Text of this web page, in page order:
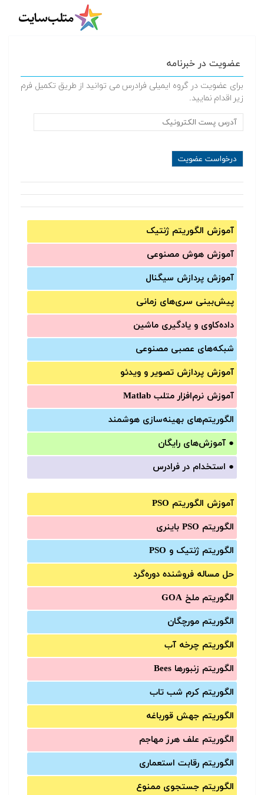
عضویت در خبرنامه
برای عضویت در گروه ایمیلی فرادرس می توانید از طریق تکمیل فرم
زیر اقدام نمایید.
آموزش الگوریتم ژنتیک
آموزش‌ هوش مصنوعی
آموزش‌ پردازش سیگنال
پیش‌‌بینی سری‌‌های زمانی
داده‌کاوی و یادگیری ماشین
شبکه‌های عصبی مصنوعی
آموزش‌ پردازش تصویر و ویدئو
آموزش‌ نرم‌افزار متلب Matlab
الگوریتم‌های بهینه‌سازی هوشمند
● آموزش‌های رایگان
● استخدام در فرادرس
آموزش الگوریتم PSO
الگوریتم PSO باینری
الگوریتم ژنتیک و PSO
حل مساله فروشنده دوره‌گرد
الگوریتم ملخ GOA
الگوریتم مورچگان
الگوریتم چرخه آب
الگوریتم زنبورها Bees
الگوریتم کرم شب تاب
الگوریتم جهش قورباغه
الگوریتم علف هرز مهاجم
الگوریتم رقابت استعماری
الگوریتم جستجوی ممنوع